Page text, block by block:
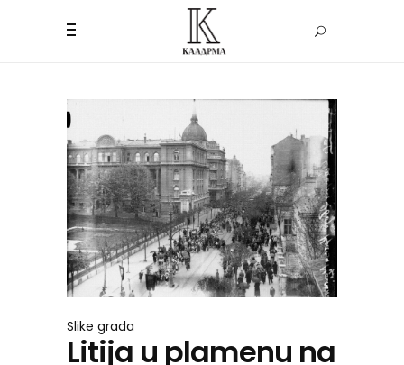
Slike grada
Litija u plamenu na